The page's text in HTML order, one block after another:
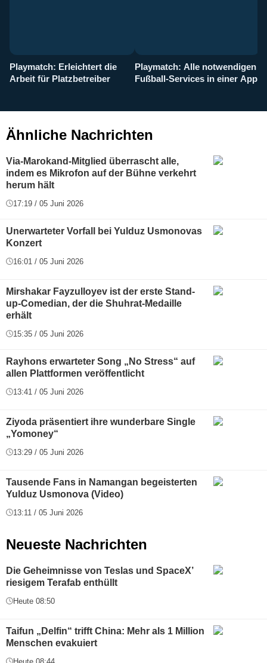
Playmatch: Erleichtert die
Arbeit für Platzbetreiber
Playmatch: Alle notwendigen
Fußball-Services in einer App
Ähnliche Nachrichten
Via-Marokand-Mitglied überrascht alle,
indem es Mikrofon auf der Bühne verkehrt
herum hält
17:19 / 05 Juni 2026
Unerwarteter Vorfall bei Yulduz Usmonovas
Konzert
16:01 / 05 Juni 2026
Mirshakar Fayzulloyev ist der erste Stand-
up-Comedian, der die Shuhrat-Medaille
erhält
15:35 / 05 Juni 2026
Rayhons erwarteter Song „No Stress“ auf
allen Plattformen veröffentlicht
13:41 / 05 Juni 2026
Ziyoda präsentiert ihre wunderbare Single
„Yomoney“
13:29 / 05 Juni 2026
Tausende Fans in Namangan begeisterten
Yulduz Usmonova (Video)
13:11 / 05 Juni 2026
Neueste Nachrichten
Die Geheimnisse von Teslas und SpaceX’
riesigem Terafab enthüllt
Heute 08:50
Taifun „Delfin“ trifft China: Mehr als 1 Million
Menschen evakuiert